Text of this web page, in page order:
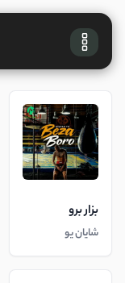
بزار برو
شایان یو